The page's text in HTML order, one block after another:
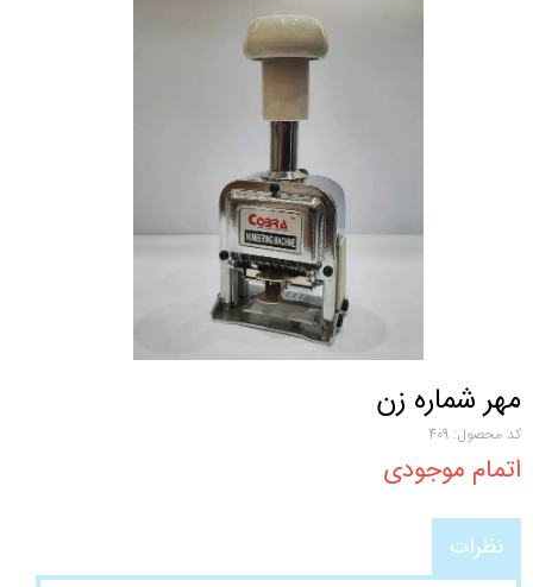
مهر شماره زن
کد محصول: 409
اتمام موجودی
نظرات